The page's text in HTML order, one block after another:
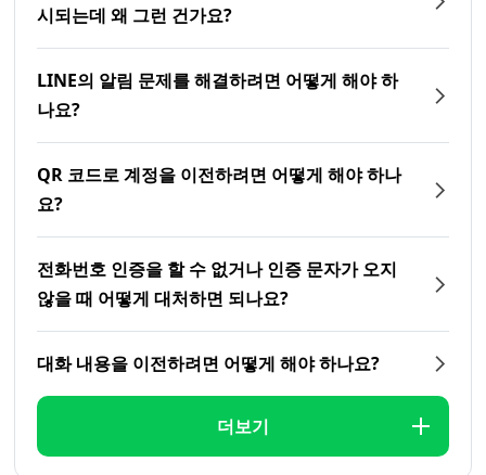
시되는데 왜 그런 건가요?
LINE의 알림 문제를 해결하려면 어떻게 해야 하
나요?
QR 코드로 계정을 이전하려면 어떻게 해야 하나
요?
전화번호 인증을 할 수 없거나 인증 문자가 오지
않을 때 어떻게 대처하면 되나요?
대화 내용을 이전하려면 어떻게 해야 하나요?
더보기